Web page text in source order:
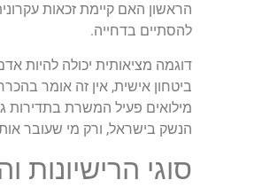
הראשון האם קיימת זכאות
להסתיים בדחייה.
דוגמה מציאותית יכולה להיות
ביטחון אישית, אין זה אומר
מילואים פעיל המשרת בתדירות
הנשק בישראל, ורק מי שעובר
סוגי